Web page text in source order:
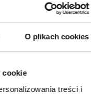
O plikach cookies
cookie
treści i